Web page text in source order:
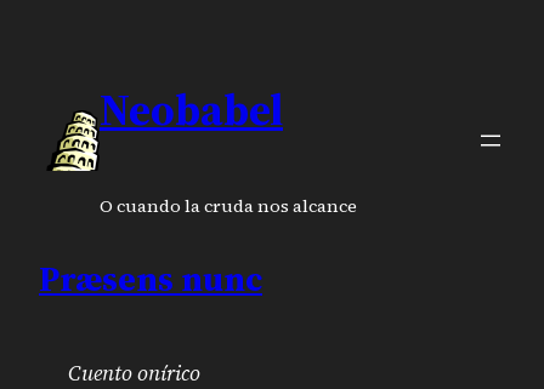
Neobabel
O cuando la cruda nos alcance
Præsens nunc
Cuento onírico